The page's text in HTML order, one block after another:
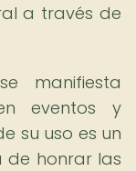
a través de
manifiesta
eventos y
su uso es un
honrar las